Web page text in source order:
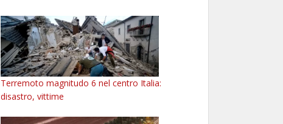
Terremoto magnitudo 6 nel centro Italia:
disastro, vittime